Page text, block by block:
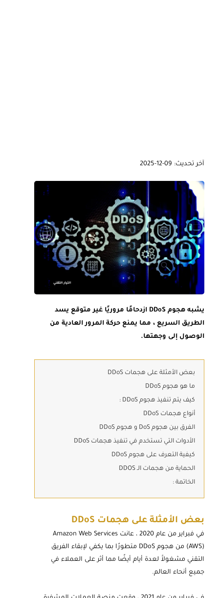
آخر تحديث: 09-12-2025
يشبه هجوم DDoS ازدحامًا مروريًا غير متوقع يسد
الطريق السريع ، مما يمنع حركة المرور العادية من
الوصول إلى وجهتها.
بعض الأمثلة على هجمات DDoS
ما هو هجوم DDoS
كيف يتم تنفيذ هجوم DDoS :
أنواع هجمات DDoS
الفرق بين هجوم DoS و هجوم DDoS
الأدوات التي تستخدم في تنفيذ هجمات DDoS
كيفية التعرف على هجوم DDoS
الحماية من هجمات الـ DDOS
الخاتمة :
بعض الأمثلة على هجمات DDoS
في فبراير من عام 2020 ، عانت Amazon Web Services
(AWS) من هجوم DDoS متطورًا بما يكفي لإبقاء الفريق
التقني مشغولاََ لعدة أيام أيضًا مما أثر على العملاء في
جميع أنحاء العالم.